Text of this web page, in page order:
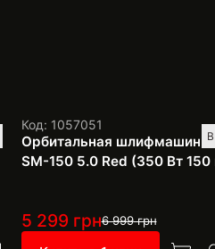
Код: 1057051
Орбитальная
SM-150 5.0 Red (350 Вт
5 299 грн6 999грн